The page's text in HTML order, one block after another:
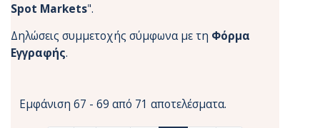
Spot Markets".
Δηλώσεις συμμετοχής σύμφωνα με τη Φόρμα
Εγγραφής.
Εμφάνιση 67 - 69 από 71 αποτελέσματα.